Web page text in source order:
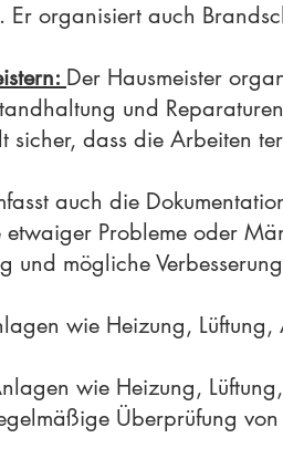
organisiert auch
Der Hausmeister
und
sicher, dass die Arbeiten
auch die
Probleme oder
mögliche
wie Heizung,
wie Heizung,
Überprüfung